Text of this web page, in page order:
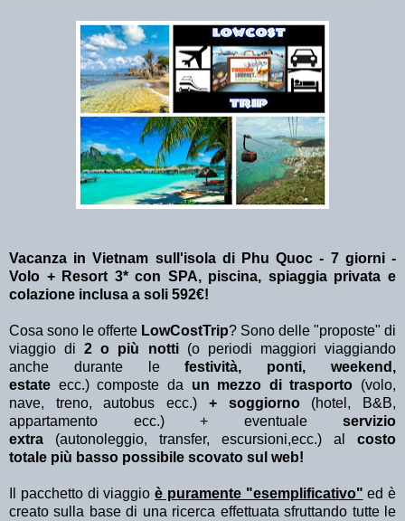
Vacanza in Vietnam sull'isola di Phu Quoc - 7 giorni -
Volo + Resort 3* con SPA, piscina, spiaggia privata e
colazione inclusa a soli 592€!
Cosa sono le offerte LowCostTrip? Sono delle "proposte" di
viaggio di2 o più notti (o periodi maggiori viaggiando
anche durante lefestività, ponti, weekend,
estate ecc.) composte da un mezzo di trasporto (volo,
nave, treno, autobus ecc.) + soggiorno(hotel, B&B,
appartamento ecc.) + eventuale servizio
extra (autonoleggio, transfer, escursioni,ecc.) al costo
totale più basso possibile scovato sul web!
Il pacchetto di viaggio è puramente "esemplificativo" ed è
creato sulla base di una ricerca effettuata sfruttando tutte le